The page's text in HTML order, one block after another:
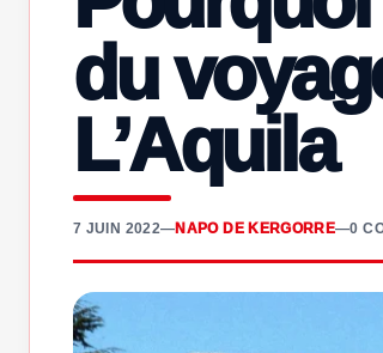
du
L’Aquila
7 JUIN 2022—NAPO DE KERGORRE—0